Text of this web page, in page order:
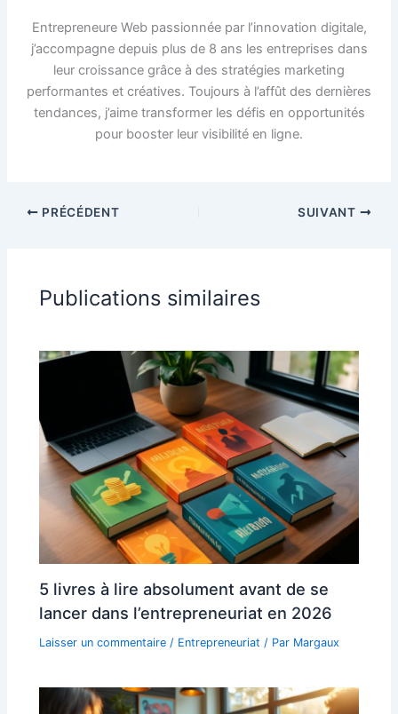
Entrepreneure Web passionnée par l’innovation digitale,
j’accompagne depuis plus de 8 ans les entreprises dans
leur croissance grâce à des stratégies marketing
performantes et créatives. Toujours à l’affût des dernières
tendances, j’aime transformer les défis en opportunités
pour booster leur visibilité en ligne.
PRÉCÉDENT SUIVANT
Publications similaires
5 livres à lire absolument avant de se
lancer dans l’entrepreneuriat en 2026
Laisser un commentaire / Entrepreneuriat / Par Margaux